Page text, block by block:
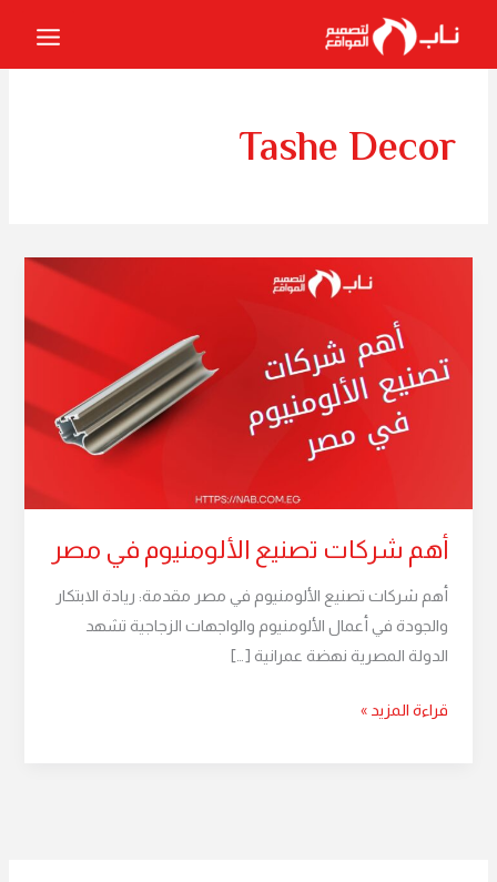
المحتوى
Tashe Decor
أهم شركات تصنيع الألومنيوم في مصر
أهم شركات تصنيع الألومنيوم في مصر مقدمة: ريادة الابتكار
والجودة في أعمال الألومنيوم والواجهات الزجاجية تشهد
الدولة المصرية نهضة عمرانية […]
الألومنيوم
في
قراءة المزيد »